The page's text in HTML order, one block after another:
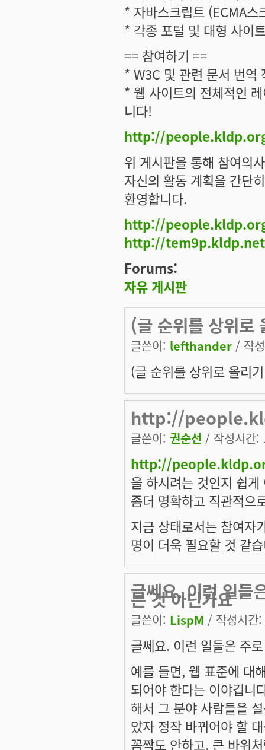
* 자바스크립트 (ECMA
* 각종 포털 및 대형 사이
== 참여하기 ==
* W3C 및 관련 문서 번역
* 웹 사이트의 전체적인
니다!
http://
위 게시판을 통해 참여의
자신의 활동 계획을 간단
환영합니다.
http://
http://
Forums:
자유 게시판
(글 순위를 상위로
글쓴이: lefthander / 작
(글 순위를 상위로 올리
http://
글쓴이: 권순선 / 작성시간
http://
을 하시려는 것인지 쉽
좀더 명확하고 직관적으
지금 상태로서는 참여자
명이 더욱 필요할 것 같
글쎄요. 이런 일들
는 것 아닌가요
글쓴이: LispM / 작성시
글쎄요. 이런 일들은 주
예를 들면, 웹 표준에 대
되어야 한다는 이야깁니
해서 그 분야 사람들을
았자 정작 바뀌어야 할
꼼짝도 안하고, 큰 바위